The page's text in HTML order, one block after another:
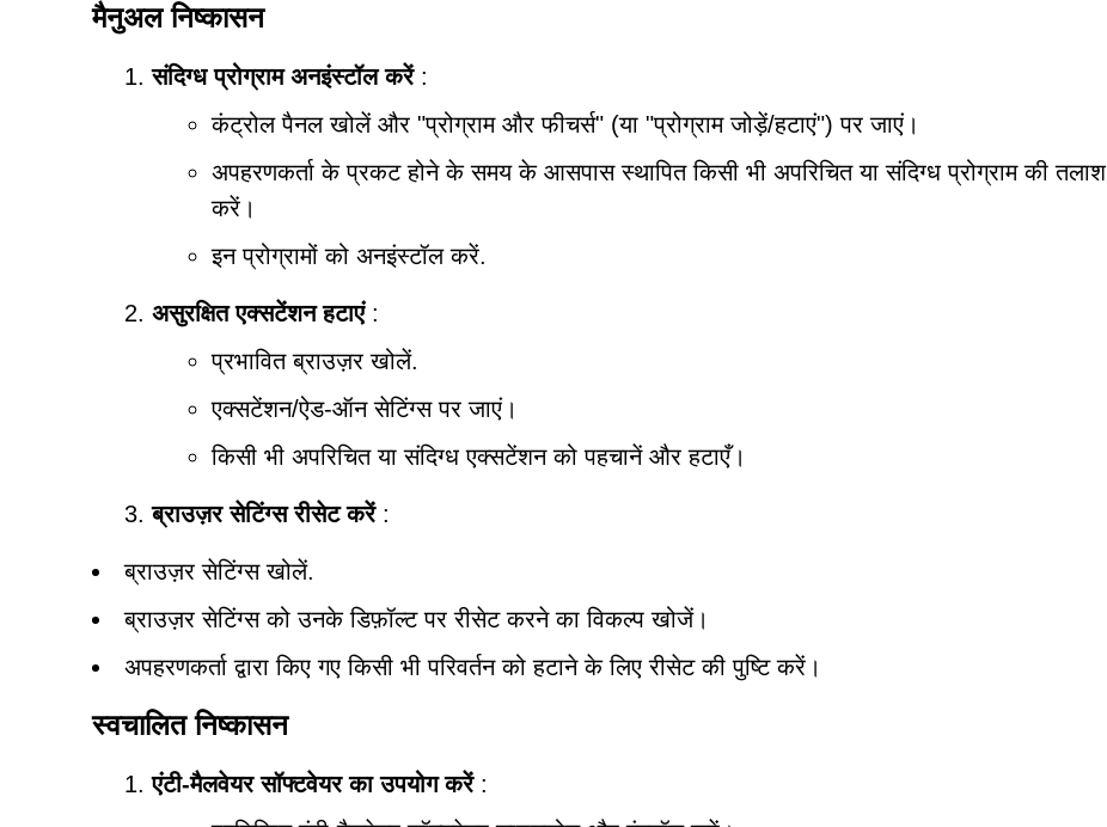
मैनुअल निष्कासन
संदिग्ध प्रोग्राम अनइंस्टॉल करें:
कंट्रोल पैनल खोलें और "प्रोग्राम और फीचर्स" (या "प्रोग्राम जोड़ें/हटाएं") पर जाएं।
अपहरणकर्ता के प्रकट होने के समय के आसपास स्थापित किसी भी अपरिचित या संदिग्ध प्रोग्राम की तलाश
करें।
इन प्रोग्रामों को अनइंस्टॉल करें.
असुरक्षित एक्सटेंशन हटाएं:
प्रभावित ब्राउज़र खोलें.
एक्सटेंशन/ऐड-ऑन सेटिंग्स पर जाएं।
किसी भी अपरिचित या संदिग्ध एक्सटेंशन को पहचानें और हटाएँ।
ब्राउज़र सेटिंग्स रीसेट करें:
ब्राउज़र सेटिंग्स खोलें.
ब्राउज़र सेटिंग्स को उनके डिफ़ॉल्ट पर रीसेट करने का विकल्प खोजें।
अपहरणकर्ता द्वारा किए गए किसी भी परिवर्तन को हटाने के लिए रीसेट की पुष्टि करें।
स्वचालित निष्कासन
एंटी-मैलवेयर सॉफ्टवेयर का उपयोग करें: